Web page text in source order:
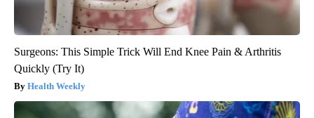
Surgeons: This Simple Trick Will End Knee Pain & Arthritis
Quickly (Try It)
Health Weekly